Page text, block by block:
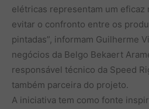
elétricas representam um eficaz
evitar o confronto entre os
pintadas”, informam Guilherme
negócios da Belgo Bekaert
responsável técnico da Speed
também parceira do projeto.
A iniciativa tem como fonte